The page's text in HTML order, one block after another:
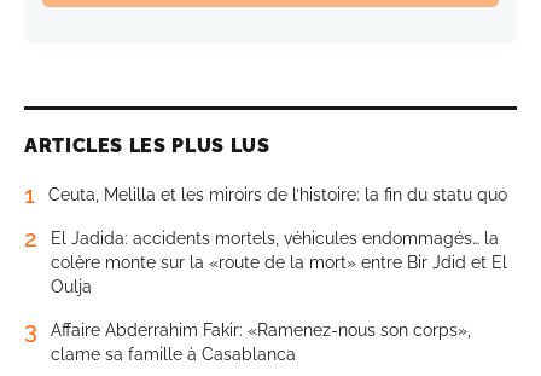
ARTICLES LES PLUS LUS
1 Ceuta, Melilla et les miroirs de l’histoire: la fin du statu quo
2
El Jadida: accidents mortels, véhicules endommagés… la
colère monte sur la «route de la mort» entre Bir Jdid et El
Oulja
3
Affaire Abderrahim Fakir: «Ramenez-nous son corps»,
clame sa famille à Casablanca